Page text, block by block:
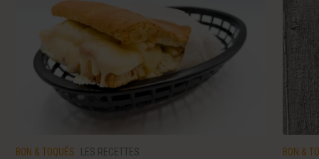
BON & TOQUÉS LES RECETTES BON &